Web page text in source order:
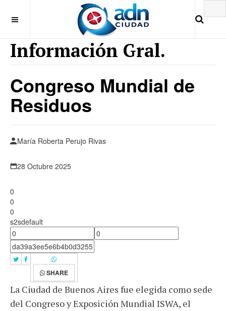
Información Gral.
Congreso Mundial de
Residuos
María Roberta Perujo Rivas
28 Octubre 2025
0
0
0
s2sdefault
SHARE
La Ciudad de Buenos Aires fue elegida como sede
del Congreso y Exposición Mundial ISWA, el